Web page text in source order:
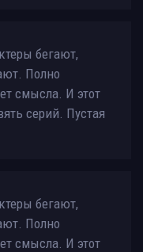
бегают,
Полно
смысла. И этот
серий. Пустая
бегают,
Полно
смысла. И этот